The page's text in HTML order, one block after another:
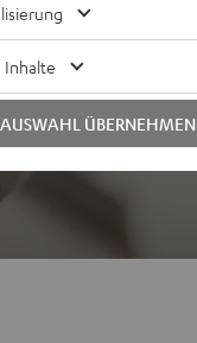
Kopfhörer
Inhalte
AUSWAHL ÜBERNEHMEN